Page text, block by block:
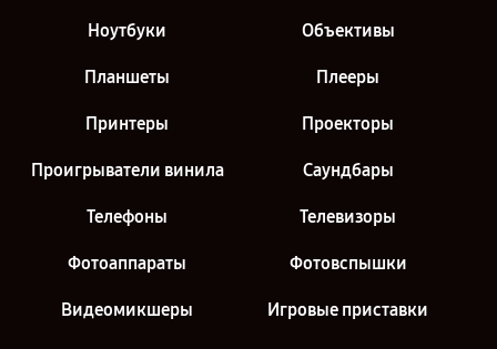
Ноутбуки Объективы
Планшеты Плееры
Принтеры Проекторы
Проигрыватели винила Саундбары
Телефоны Телевизоры
Фотоаппараты Фотовспышки
Видеомикшеры Игровые приставки